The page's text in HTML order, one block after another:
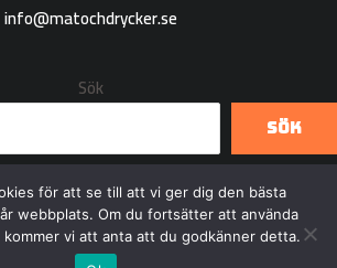
info@matochdrycker.se
Sök
Sök
© 2026 Matochdrycker.se
för att se till att vi ger dig den bästa
webbplats. Om du fortsätter att använda
vi att anta att du godkänner detta.